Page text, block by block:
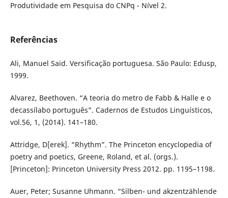
Produtividade em Pesquisa do CNPq - Nível 2.
Referências
Ali, Manuel Said. Versificação portuguesa. São Paulo: Edusp,
1999.
Alvarez, Beethoven. “A teoria do metro de Fabb & Halle e o
decassílabo português”. Cadernos de Estudos Linguísticos,
vol.56, 1, (2014). 141–180.
Attridge, D[erek]. “Rhythm”. The Princeton encyclopedia of
poetry and poetics, Greene, Roland, et al. (orgs.).
[Princeton]: Princeton University Press 2012. pp. 1195–1198.
Auer, Peter; Susanne Uhmann. “Silben- und akzentzählende